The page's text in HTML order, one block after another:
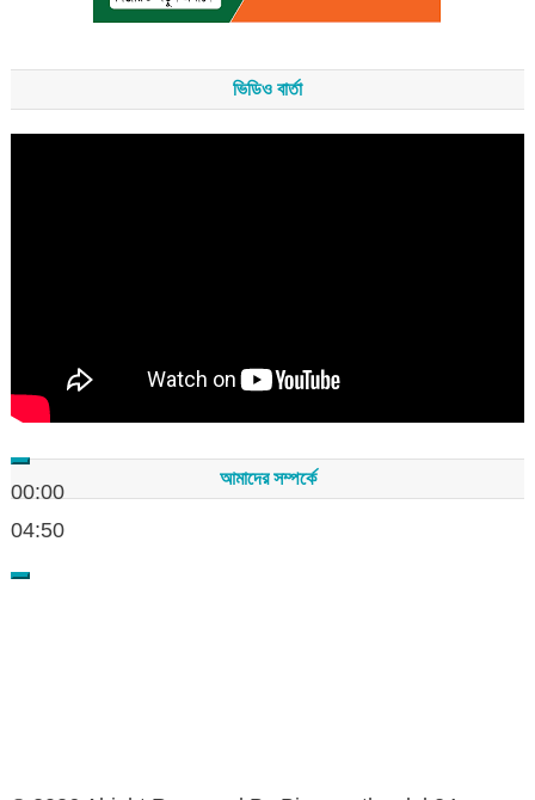
ভিডিও বার্তা
00:00
04:50
আমাদের সম্পর্কে